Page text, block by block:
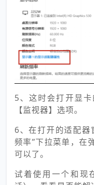
5、这时会打开显
【监视器】选项。
6、在打开的适配器
频率”下拉菜单，在
可以了。
试着使用一个和现